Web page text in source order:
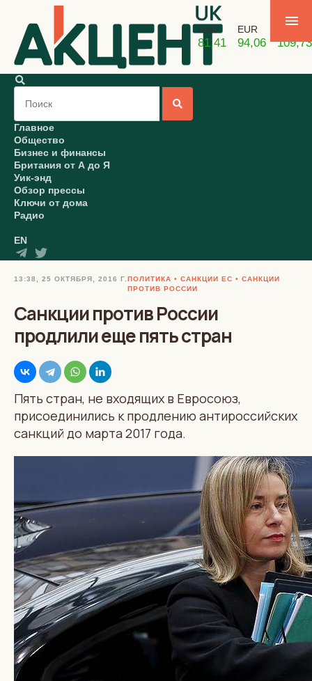
USD
81,41
EUR
94,06 109,73
Главное
Общество
Бизнес и финансы
Британия от А до Я
Уик-энд
Обзор прессы
Ключи от дома
Радио
EN
13:38, 25 ОКТЯБРЯ, 2016 Г. ПОЛИТИКА САНКЦИИ ЕС
САНКЦИИ
ПРОТИВ РОССИИ
Санкции против России
продлили еще пять стран
Пять стран, не входящих в Евросоюз,
присоединились к продлению антироссийских
санкций до марта 2017 года.